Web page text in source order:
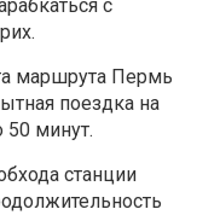
с
маршрута Пермь
поездка на
50 минут.
станции